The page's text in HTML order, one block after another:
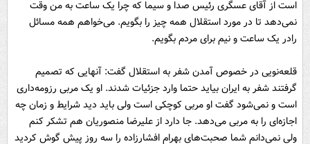
است از آقای عسگری رئیس صدا و سیما که چرا یک ساعت به من وقت
نمی‌دهد تا در مورد استقلال همه چیز را بگویم. می‌خواهم همه مسائل
رادر یک ساعت و نیم برای مردم بگویم.
قلعه‌نویی در خصوص آمدن شفر به استقلال گفت: آنهایی که تصمیم
گرفتند شفر به ایران بیاید حتما وارد جزئیات شدند. او یک مربی رزومه‌داری
است و نمی‌شود گفت او مربی کوچکی است ولی باید دید شرایط و زمان چه
اجازه‌ای را به مربی می‌دهد. جا دارد از علیرضا منصوریان هم تشکر کنم
ولی نمی‌دانم شما صحبت‌های بهرام افشارزاده را سه روز پیش گوش کردید